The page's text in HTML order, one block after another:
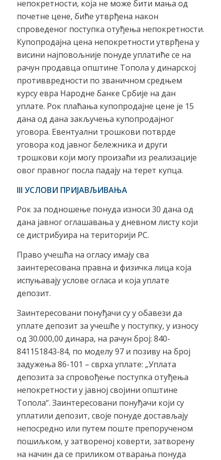
непокретности, која не може бити мања од
почетне цене, биће утврђена након
спроведеног поступка отуђења непокретности.
Купопродајна цена непокретности утврђена у
висини најповољније понуде уплатиће се на
рачун продавца општине Топола у динарској
противвредности по званичном средњем
курсу евра Народне банке Србије на дан
уплате. Рок плаћања купопродајне цене је 15
дана од дана закључења купопродајног
уговора. Евентуални трошкови потврде
уговора код јавног бележника и други
трошкови који могу произаћи из реализације
овог правног посла падају на терет купца.
III УСЛОВИ ПРИЈАВЉИВАЊА
Рок за подношење понуда износи 30 дана од
дана јавног оглашавања у дневном листу који
се дистрибуира на територији РС.
Право учешћа на огласу имају сва
заинтересована правна и физичка лица која
испуњавају услове огласа и која уплате
депозит.
Заинтересовани понуђачи су у обавези да
уплате депозит за учешће у поступку, у износу
од 30.000,00 динара, на рачун број: 840-
841151843-84, по моделу 97 и позиву на број
задужења 86-101 – сврха уплате: „Уплата
депозита за спровођење поступка отуђења
непокретности у јавној својини општине
Топола“. Заинтересовани понуђачи који су
уплатили депозит, своје понуде достављају
непосредно или путем поште препорученом
пошиљком, у затвореној коверти, затворену
на начин да се приликом отварања понуда